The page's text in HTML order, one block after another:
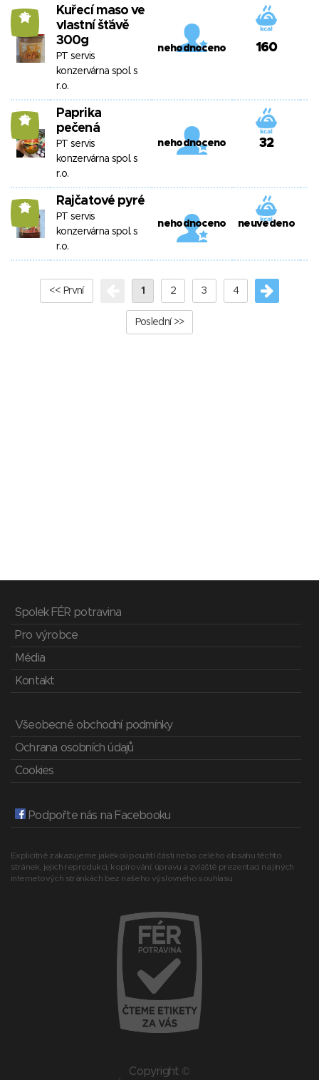
12
Kuřecí maso ve
vlastní šťávě
300g
PT servis
konzervárna spol. s
r.o.
nehodnoceno 160
12
Paprika
pečená
PT servis
konzervárna spol. s
r.o.
nehodnoceno 32
12 Rajčatové pyré
PT servis
konzervárna spol. s
r.o.
nehodnoceno neuvedeno
<< První 1 2 3 4
Poslední >>
Spolek FÉR potravina
Pro výrobce
Média
Kontakt
Všeobecné obchodní podmínky
Ochrana osobních údajů
Cookies
Podpořte nás na Facebooku
Explicitně zakazujeme jakékoli použití části nebo celého obsahu těchto
stránek, jejich reprodukci, kopírování, úpravu a zvláště prezentaci na jiných
internetových stránkách bez našeho výslovného souhlasu.
Copyright ©